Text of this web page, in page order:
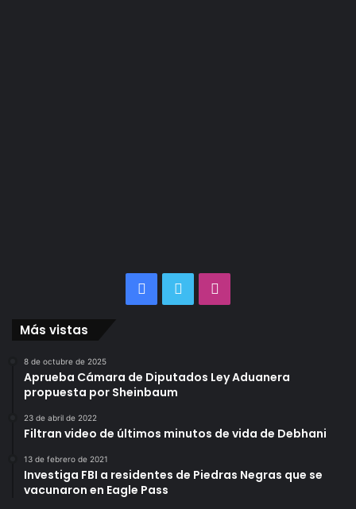
Facebook
Twitter
Más vistas
8 de octubre de 2025
Aprueba Cámara de Diputados Ley Aduanera
propuesta por Sheinbaum
23 de abril de 2022
Filtran video de últimos minutos de vida de Debhani
13 de febrero de 2021
Investiga FBI a residentes de Piedras Negras que se
vacunaron en Eagle Pass